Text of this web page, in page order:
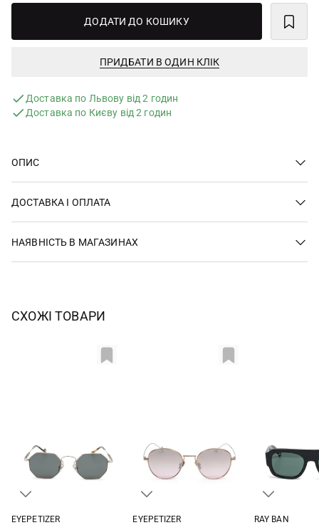
ДОДАТИ ДО КОШИКУ
ПРИДБАТИ В ОДИН КЛІК
Доставка по Львову від 2 годин
Доставка по Києву від 2 годин
ОПИС
ДОСТАВКА І ОПЛАТА
НАЯВНІСТЬ В МАГАЗИНАХ
СХОЖІ ТОВАРИ
EYEPETIZER
EYEPETIZER
RAY BAN